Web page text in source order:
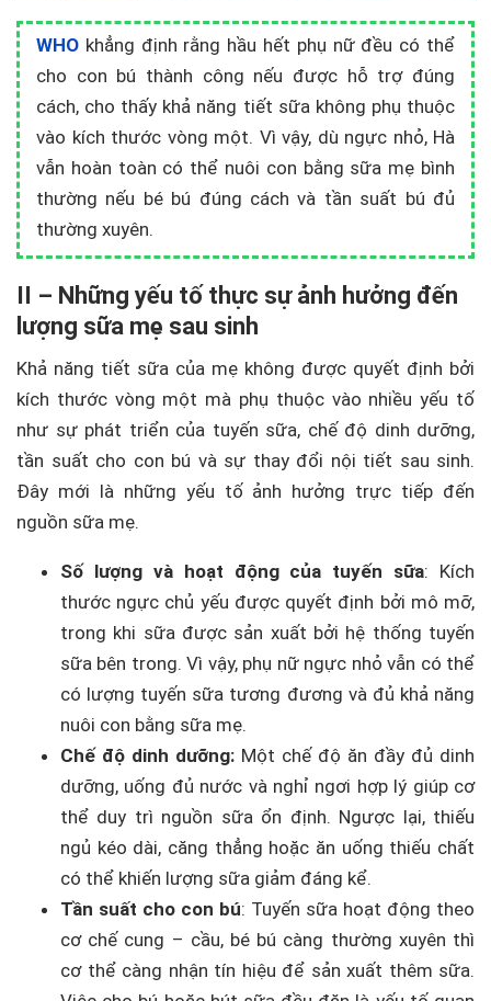
WHO khẳng định rằng hầu hết phụ nữ đều có thể
cho con bú thành công nếu được hỗ trợ đúng
cách, cho thấy khả năng tiết sữa không phụ thuộc
vào kích thước vòng một. Vì vậy, dù ngực nhỏ, Hà
vẫn hoàn toàn có thể nuôi con bằng sữa mẹ bình
thường nếu bé bú đúng cách và tần suất bú đủ
thường xuyên.
II – Những yếu tố thực sự ảnh hưởng đến
lượng sữa mẹ sau sinh
Khả năng tiết sữa của mẹ không được quyết định bởi
kích thước vòng một mà phụ thuộc vào nhiều yếu tố
như sự phát triển của tuyến sữa, chế độ dinh dưỡng,
tần suất cho con bú và sự thay đổi nội tiết sau sinh.
Đây mới là những yếu tố ảnh hưởng trực tiếp đến
nguồn sữa mẹ.
Số lượng và hoạt động của tuyến sữa: Kích
thước ngực chủ yếu được quyết định bởi mô mỡ,
trong khi sữa được sản xuất bởi hệ thống tuyến
sữa bên trong. Vì vậy, phụ nữ ngực nhỏ vẫn có thể
có lượng tuyến sữa tương đương và đủ khả năng
nuôi con bằng sữa mẹ.
Chế độ dinh dưỡng: Một chế độ ăn đầy đủ dinh
dưỡng, uống đủ nước và nghỉ ngơi hợp lý giúp cơ
thể duy trì nguồn sữa ổn định. Ngược lại, thiếu
ngủ kéo dài, căng thẳng hoặc ăn uống thiếu chất
có thể khiến lượng sữa giảm đáng kể.
Tần suất cho con bú: Tuyến sữa hoạt động theo
cơ chế cung – cầu, bé bú càng thường xuyên thì
cơ thể càng nhận tín hiệu để sản xuất thêm sữa.